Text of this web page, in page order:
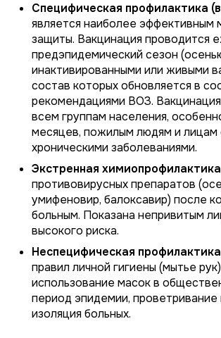
Специфическая профилактика
является наиболее эффективным
защиты. Вакцинация проводится
предэпидемический сезон
инактивированными или живыми
состав которых обновляется в
рекомендациями ВОЗ.
всем группам населения,
месяцев, пожилым людям и лицам
хроническими заболеваниями.
Экстренная химиопрофилактика
противовирусных препаратов
умифеновир, балоксавир) после
больным. Показана непривитым
высокого риска.
Неспецифическая профилактика
правил личной гигиены (мытье
использование масок в
период эпидемии,
изоляция больных.